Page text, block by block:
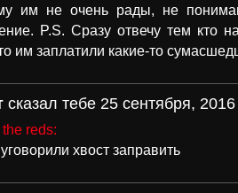
им не очень рады, не
P.S. Сразу отвечу тем кто
им заплатили какие-то
сказал тебе 25 сентября,
reds:
хвост заправить